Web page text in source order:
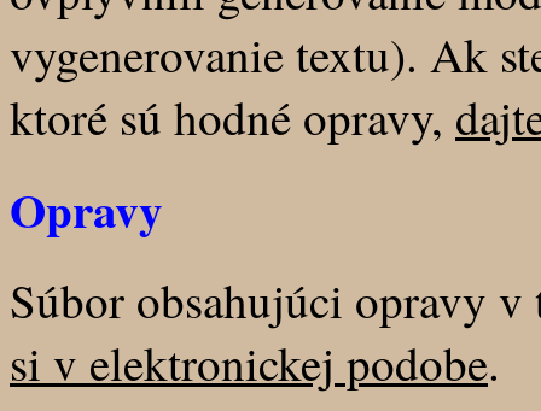
vygenerovanie textu). Ak
ktoré sú hodné opravy,
Opravy
Súbor obsahujúci opravy
si v elektronickej podobe.